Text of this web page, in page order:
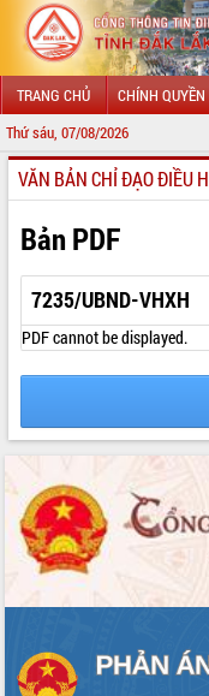
TRANG CHỦ CHÍNH QUYỀN
Thứ sáu, 07/08/2026
GIỚI THIỆU
LÃNH ĐẠO UBND TỈNH
TIN TỨC SỰ KIỆN
SỞ, BAN, NGÀNH
UBND CÁC XÃ, PHƯỜNG
THÔNG TIN CHỈ ĐẠO ĐIỀU HÀNH
VĂN BẢN HĐND TỈNH
ĐIỂM TIN VĂN BẢN
VĂN BẢN CHỈ ĐẠO ĐIỀU
Bản PDF
7235/UBND-VHXH
PDF cannot be displayed.